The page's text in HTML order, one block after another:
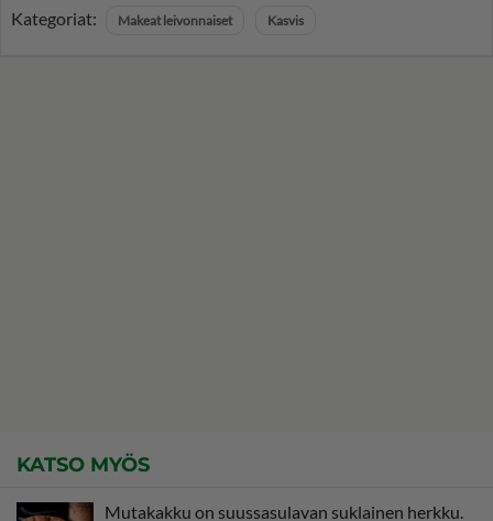
Kategoriat: Makeat leivonnaiset Kasvis
KATSO MYÖS
Mutakakku on suussasulavan suklainen herkku.